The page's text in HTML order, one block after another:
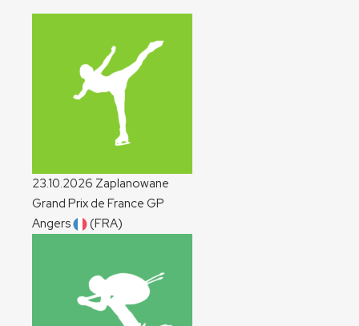
23.10.2026 Zaplanowane
Grand Prix de France GP
Angers
(FRA)